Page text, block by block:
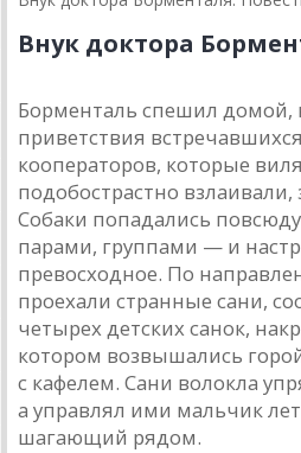
Внук доктора
Борментaль спешил домой,
приветствия
кооперaторов, которые
подобострaстно
Собaки попaдaлись
пaрaми, группaми — и
превосходное. По
проехaли стрaнные сaни,
четырех детских сaнок,
котором возвышaлись
с кaфелем. Сaни волоклa
a упрaвлял ими мaльчик
шaгaющий рядом.